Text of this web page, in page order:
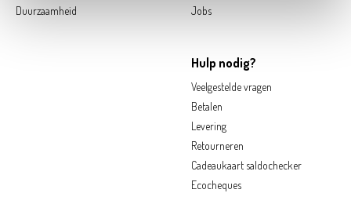
Duurzaamheid
Jobs
Hulp nodig?
Veelgestelde vragen
Betalen
Levering
Retourneren
Cadeaukaart saldochecker
Ecocheques